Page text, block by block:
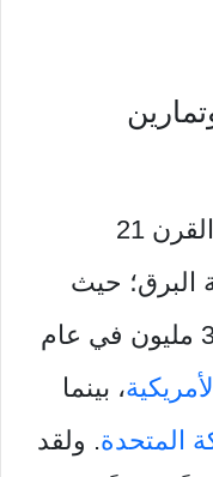
لا بُدّ من التنويه على أنه في القرن 21
البرق؛ حيث
وصل عدد الممارسين إلى 37 مليون في عام
، بينما
المتحدة. ولقد